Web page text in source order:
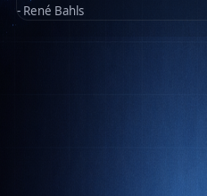
- René Bahls